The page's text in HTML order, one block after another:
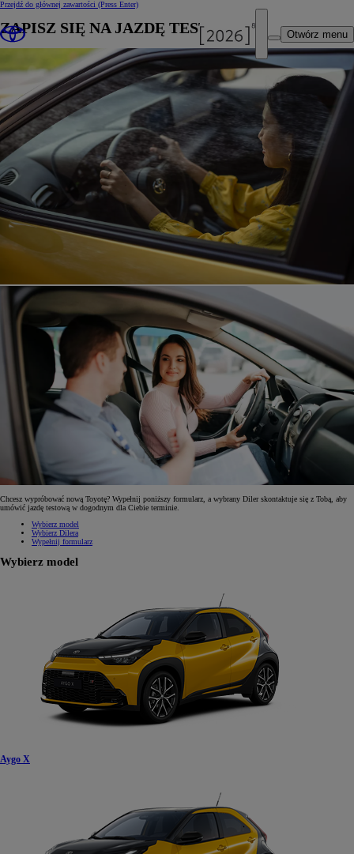
Przejdź do głównej zawartości (Press Enter)
Otwórz menu
ZAPISZ SIĘ NA JAZDĘ TESTOWĄ
Chcesz wypróbować nową Toyotę? Wypełnij poniższy formularz, a wybrany Diler skontaktuje się z Tobą, aby
umówić jazdę testową w dogodnym dla Ciebie terminie.
Wybierz model
Wybierz Dilera
Wypełnij formularz
Wybierz model
Aygo X